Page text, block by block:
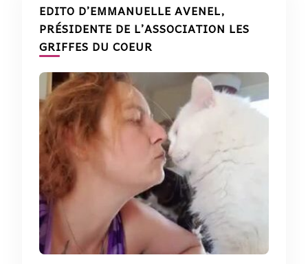
EDITO D’EMMANUELLE AVENEL,
PRÉSIDENTE DE L’ASSOCIATION LES
GRIFFES DU COEUR